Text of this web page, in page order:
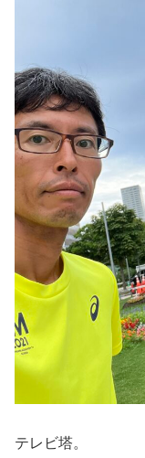
テレビ塔。